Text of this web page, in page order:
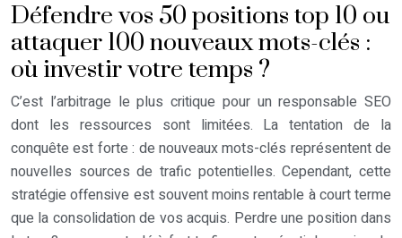
Défendre vos 50 positions top 10 ou
attaquer 100 nouveaux mots-clés :
où investir votre temps ?
C’est l’arbitrage le plus critique pour un responsable SEO
dont les ressources sont limitées. La tentation de la
conquête est forte : de nouveaux mots-clés représentent de
nouvelles sources de trafic potentielles. Cependant, cette
stratégie offensive est souvent moins rentable à court terme
que la consolidation de vos acquis. Perdre une position dans